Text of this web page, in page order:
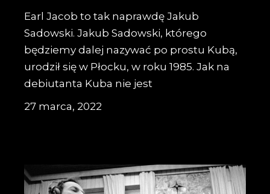
Earl Jacob to tak naprawdę Jakub
Sadowski. Jakub Sadowski, którego
będziemy dalej nazywać po prostu Kubą,
urodził się w Płocku, w roku 1985. Jak na
debiutanta Kuba nie jest
27 marca, 2022